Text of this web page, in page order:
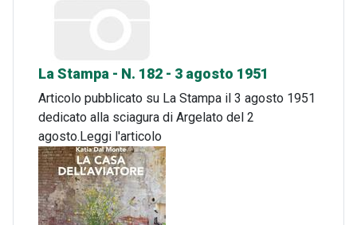
La Stampa - N. 182 - 3 agosto 1951
Articolo pubblicato su La Stampa il 3 agosto 1951
dedicato alla sciagura di Argelato del 2
agosto.Leggi l'articolo